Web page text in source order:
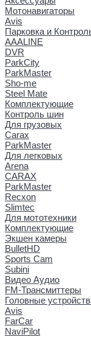
Мотонавигаторы
Avis
Парковка и
AAALINE
DVR
ParkCity
ParkMaster
Sho-me
Steel Mate
Комплектующие
Контроль шин
Для грузовых
Carax
ParkMaster
Для легковых
Arena
CARAX
ParkMaster
Recxon
Slimtec
Для мототехники
Комплектующие
Экшен камеры
BulletHD
Sports Cam
Subini
Видео Аудио
FM-Трансмиттеры
Головные
Avis
FarCar
NaviPilot